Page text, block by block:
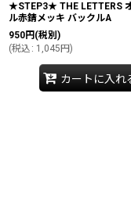
★STEP3★ THE LETTERS
ル赤錆メッキ バックルA
950円 (税別)
(税込 : 1,045 円)
カートに入れ